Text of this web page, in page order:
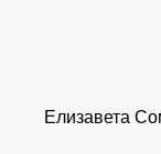
Елизавета